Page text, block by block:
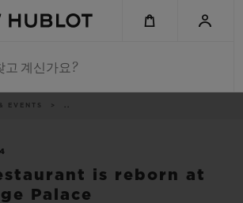
고 계신가요?
EVENTS ..
is reborn at
Palace